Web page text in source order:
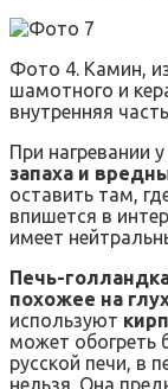
Фото 4. Камин,
шамотного и
внутренняя
При нагревании
запаха и
оставить там,
впишется в
имеет
Печь-
похожее на
используют
может обогреть
русской печи, в
нельзя. Она